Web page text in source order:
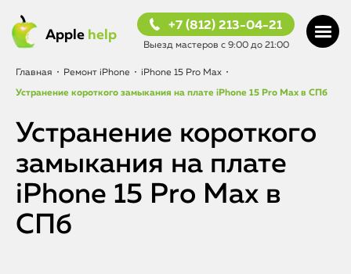
Apple help
+7 (812) 213-04-21
Выезд мастеров с 9:00 до 21:00
Главная • Ремонт iPhone • iPhone 15 Pro Max •
Устранение короткого замыкания на плате iPhone 15 Pro Max в СПб
Устранение короткого
замыкания на плате
iPhone 15 Pro Max в
СПб